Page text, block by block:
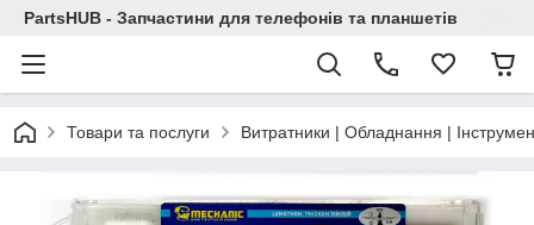
PartsHUB - Запчастини для телефонів та планшетів
Товари та послуги Витратники | Обладнання |